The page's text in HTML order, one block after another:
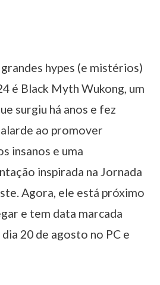
hypes (e mistérios)
é Black Myth Wukong, um
surgiu há anos e fez
ao promover
insanos e uma
inspirada na Jornada
Agora, ele está próximo
e tem data marcada
dia 20 de agosto no PC e